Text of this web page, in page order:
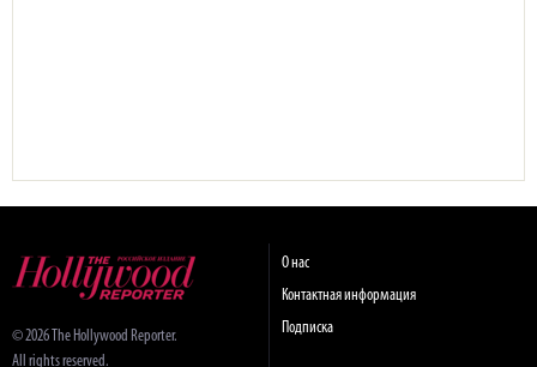
© 2026 The Hollywood Reporter.
All rights reserved.
О нас
Контактная информация
Подписка